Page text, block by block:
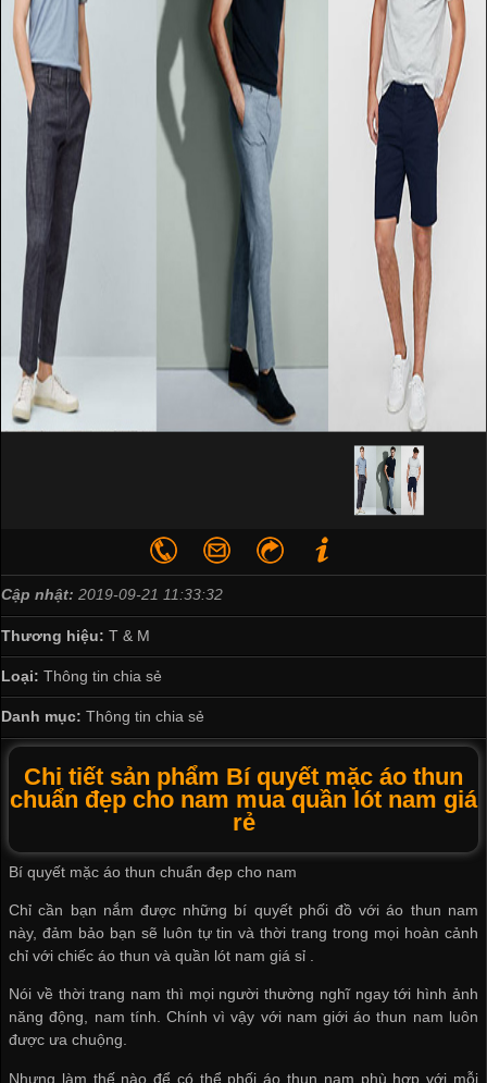
Cập nhật: 2019-09-21 11:33:32
Thương hiệu: T & M
Loại: Thông tin chia sẻ
Danh mục: Thông tin chia sẻ
Chi tiết sản phẩm Bí quyết mặc áo thun
chuẩn đẹp cho nam mua quần lót nam giá
rẻ
Bí quyết mặc áo thun chuẩn đẹp cho nam
Chỉ cần bạn nắm được những bí quyết phối đồ với áo thun nam
này, đảm bảo bạn sẽ luôn tự tin và thời trang trong mọi hoàn cảnh
chỉ với chiếc áo thun vàquần lót nam giá sỉ
Nói về thời trang nam thì mọi người thường nghĩ ngay tới hình ảnh
năng động, nam tính. Chính vì vậy với nam giới áo thun nam luôn
được ưa chuộng.
Nhưng làm thế nào để có thể phối áo thun nam phù hợp với mỗi